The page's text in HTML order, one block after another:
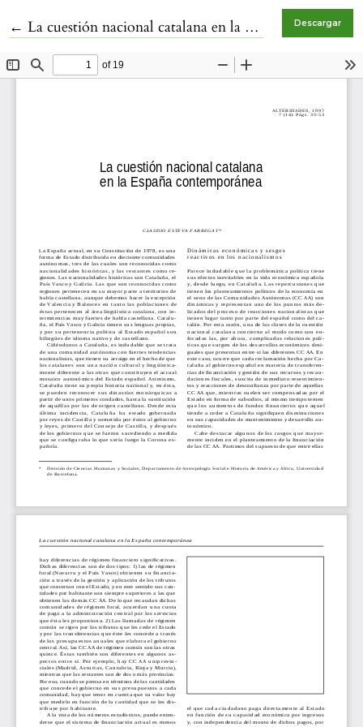
←Volver a los detalles del artículo
La cuestión nacional catalana en la España contemporánea Descargar